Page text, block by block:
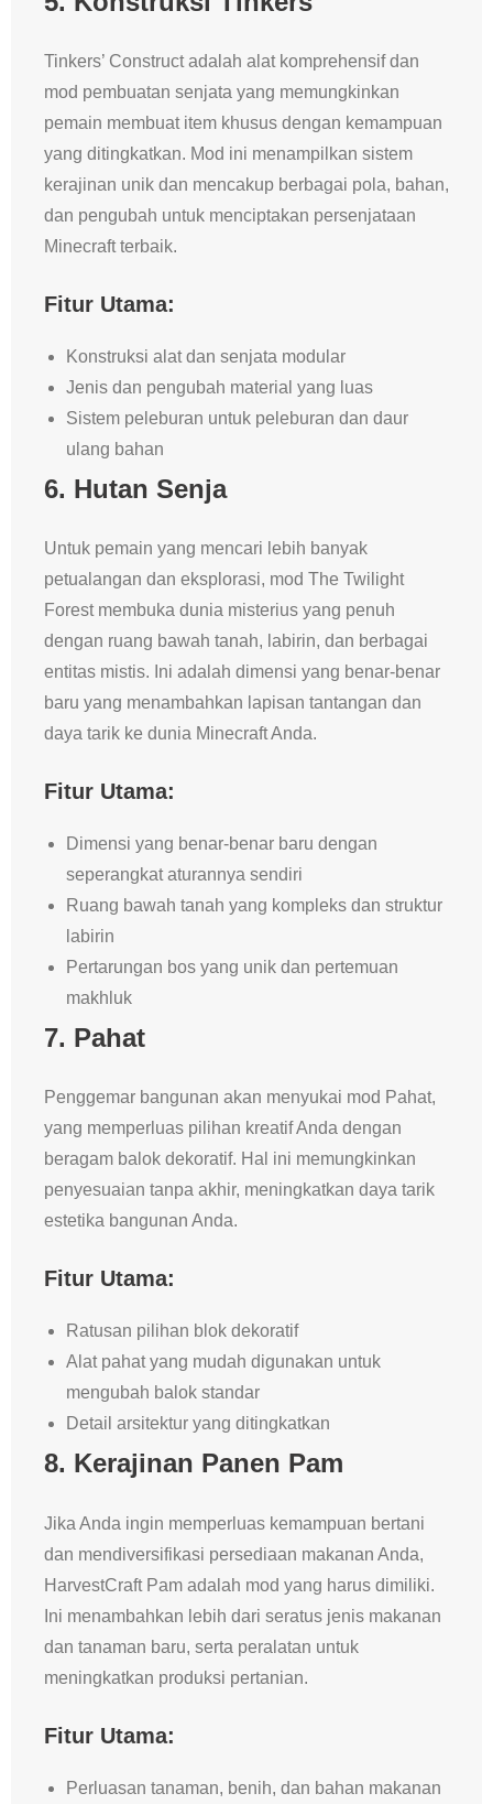
Tinkers’ Construct adalah alat komprehensif dan
mod pembuatan senjata yang memungkinkan
pemain membuat item khusus dengan kemampuan
yang ditingkatkan. Mod ini menampilkan sistem
kerajinan unik dan mencakup berbagai pola, bahan,
dan pengubah untuk menciptakan persenjataan
Minecraft terbaik.
Fitur Utama:
Konstruksi alat dan senjata modular
Jenis dan pengubah material yang luas
Sistem peleburan untuk peleburan dan daur
ulang bahan
6. Hutan Senja
Untuk pemain yang mencari lebih banyak
petualangan dan eksplorasi, mod The Twilight
Forest membuka dunia misterius yang penuh
dengan ruang bawah tanah, labirin, dan berbagai
entitas mistis. Ini adalah dimensi yang benar-benar
baru yang menambahkan lapisan tantangan dan
daya tarik ke dunia Minecraft Anda.
Fitur Utama:
Dimensi yang benar-benar baru dengan
seperangkat aturannya sendiri
Ruang bawah tanah yang kompleks dan struktur
labirin
Pertarungan bos yang unik dan pertemuan
makhluk
7. Pahat
Penggemar bangunan akan menyukai mod Pahat,
yang memperluas pilihan kreatif Anda dengan
beragam balok dekoratif. Hal ini memungkinkan
penyesuaian tanpa akhir, meningkatkan daya tarik
estetika bangunan Anda.
Fitur Utama:
Ratusan pilihan blok dekoratif
Alat pahat yang mudah digunakan untuk
mengubah balok standar
Detail arsitektur yang ditingkatkan
8. Kerajinan Panen Pam
Jika Anda ingin memperluas kemampuan bertani
dan mendiversifikasi persediaan makanan Anda,
HarvestCraft Pam adalah mod yang harus dimiliki.
Ini menambahkan lebih dari seratus jenis makanan
dan tanaman baru, serta peralatan untuk
meningkatkan produksi pertanian.
Fitur Utama:
Perluasan tanaman, benih, dan bahan makanan